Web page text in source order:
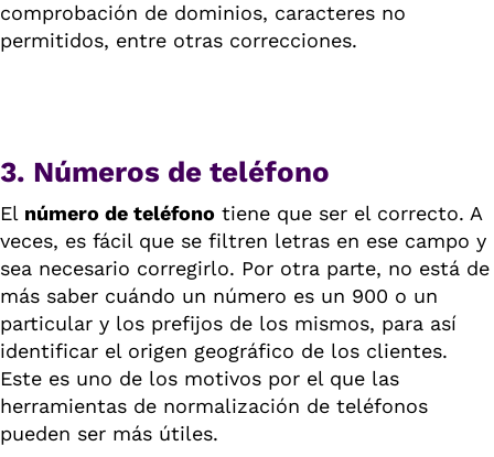
comprobación de dominios, caracteres no
permitidos, entre otras correcciones.
3. Números de teléfono
El número de teléfono tiene que ser el correcto. A
veces, es fácil que se filtren letras en ese campo y
sea necesario corregirlo. Por otra parte, no está de
más saber cuándo un número es un 900 o un
particular y los prefijos de los mismos, para así
identificar el origen geográfico de los clientes.
Este es uno de los motivos por el que las
herramientas de normalización de teléfonos
pueden ser más útiles.